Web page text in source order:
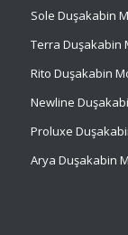
Sole Duşakabin
Terra Duşakabin
Rito Duşakabin
Newline
Proluxe
Arya Duşakabin